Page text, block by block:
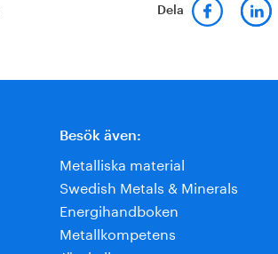
Dela
Besök även:
Metalliska material
Swedish Metals & Minerals
Energihandboken
Metallkompetens